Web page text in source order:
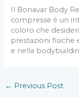
Il Bonavar Body
compresse è un
coloro che
prestazioni fisiche
e nella
← Previous Post